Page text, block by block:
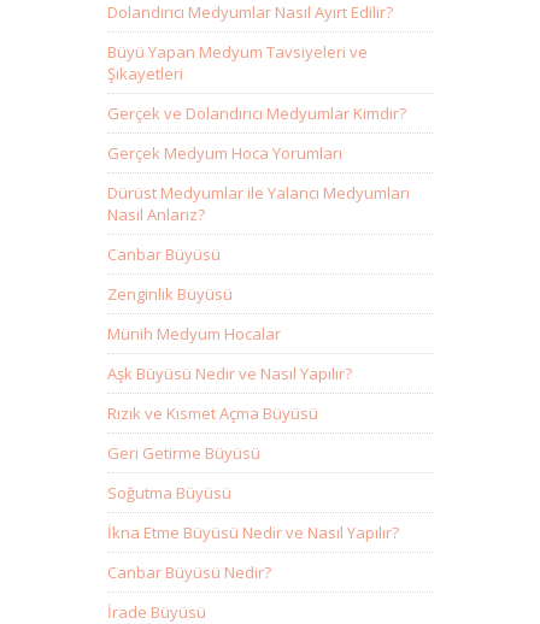
Dolandırıcı Medyumlar Nasıl Ayırt Edilir?
Büyü Yapan Medyum Tavsiyeleri ve
Şikayetleri
Gerçek ve Dolandırıcı Medyumlar Kimdir?
Gerçek Medyum Hoca Yorumları
Dürüst Medyumlar ile Yalancı Medyumları
Nasıl Anlarız?
Canbar Büyüsü
Zenginlik Büyüsü
Münih Medyum Hocalar
Aşk Büyüsü Nedir ve Nasıl Yapılır?
Rızık ve Kısmet Açma Büyüsü
Geri Getirme Büyüsü
Soğutma Büyüsü
İkna Etme Büyüsü Nedir ve Nasıl Yapılır?
Canbar Büyüsü Nedir?
İrade Büyüsü